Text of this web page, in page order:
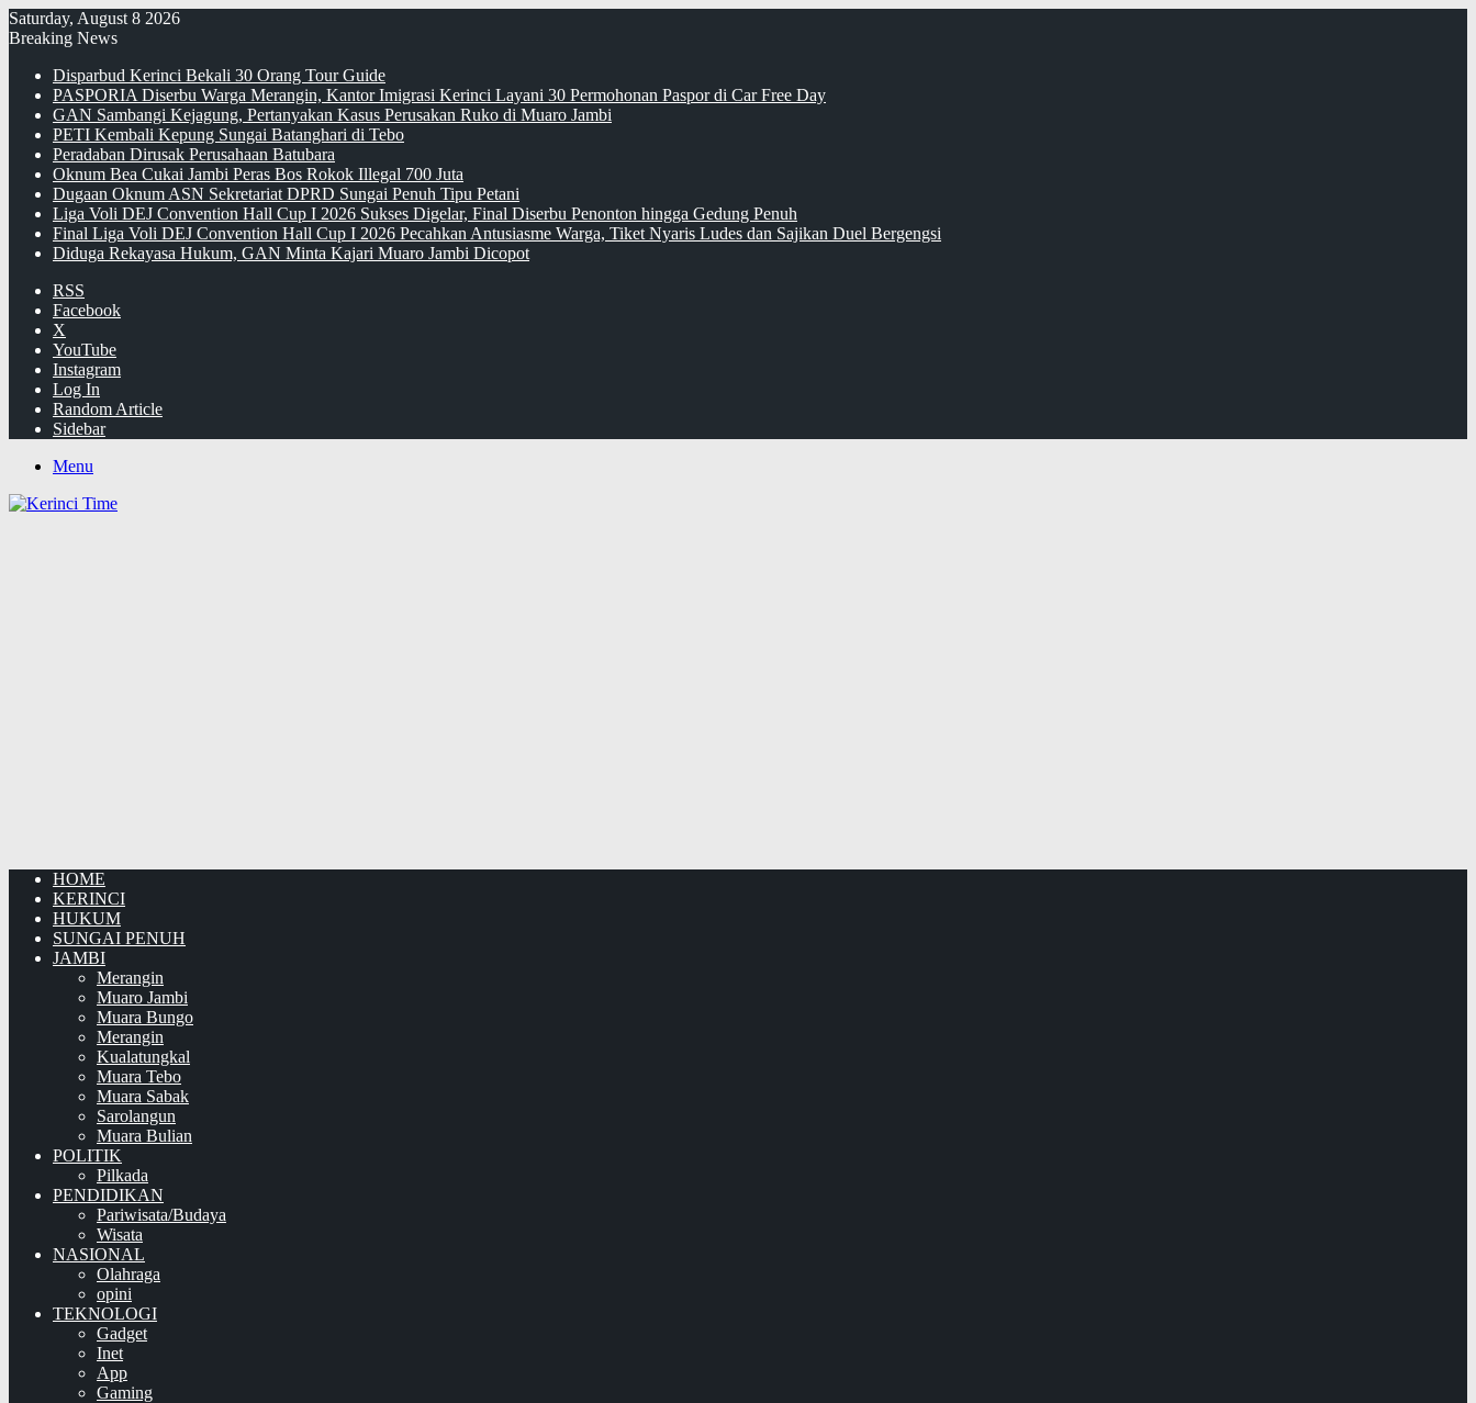
Saturday, August 8 2026
Breaking News
Disparbud Kerinci Bekali 30 Orang Tour Guide
PASPORIA Diserbu Warga Merangin, Kantor Imigrasi Kerinci Layani 30 Permohonan Paspor di Car Free Day
GAN Sambangi Kejagung, Pertanyakan Kasus Perusakan Ruko di Muaro Jambi
PETI Kembali Kepung Sungai Batanghari di Tebo
Peradaban Dirusak Perusahaan Batubara
Oknum Bea Cukai Jambi Peras Bos Rokok Illegal 700 Juta
Dugaan Oknum ASN Sekretariat DPRD Sungai Penuh Tipu Petani
Liga Voli DEJ Convention Hall Cup I 2026 Sukses Digelar, Final Diserbu Penonton hingga Gedung Penuh
Final Liga Voli DEJ Convention Hall Cup I 2026 Pecahkan Antusiasme Warga, Tiket Nyaris Ludes dan Sajikan Duel Bergengsi
Diduga Rekayasa Hukum, GAN Minta Kajari Muaro Jambi Dicopot
RSS
Facebook
X
YouTube
Instagram
Log In
Random Article
Sidebar
Menu
HOME
KERINCI
HUKUM
SUNGAI PENUH
JAMBI
Merangin
Muaro Jambi
Muara Bungo
Merangin
Kualatungkal
Muara Tebo
Muara Sabak
Sarolangun
Muara Bulian
POLITIK
Pilkada
PENDIDIKAN
Pariwisata/Budaya
Wisata
NASIONAL
Olahraga
opini
TEKNOLOGI
Gadget
Inet
App
Gaming